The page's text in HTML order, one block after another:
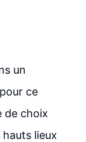
un
ce
de choix
lieux